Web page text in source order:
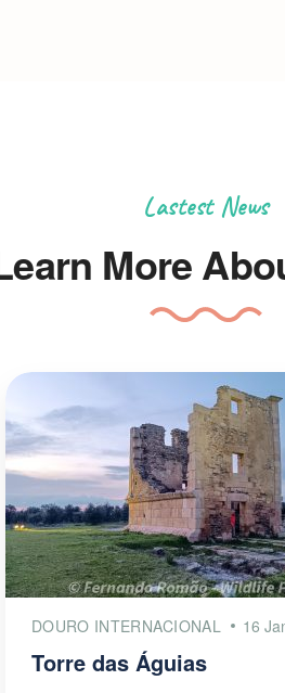
Lastest News
More
DOURO INTERNACIONAL 16
Torre das Águias